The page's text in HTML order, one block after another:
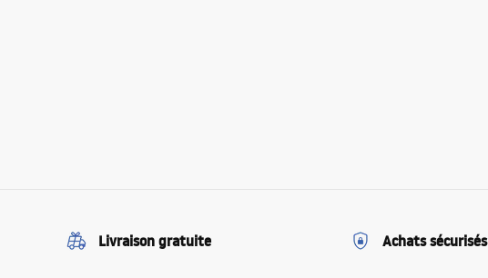
Livraison gratuite Achats sécurisés